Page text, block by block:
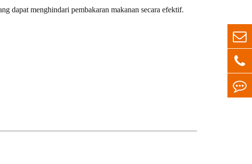
dapat menghindari pembakaran makanan secara efektif.